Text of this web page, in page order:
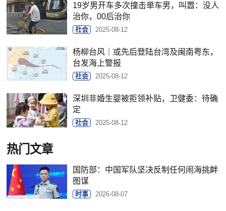
19岁男开车多次撞击单车男，叫嚣：没人
治你，00后治你
社会 2025-08-12
杨柳台风｜或先后登陆台湾及闽南粤东，
台发海上警报
社会 2025-08-12
深圳非婚生婴被拒领补贴，卫健委：待确
定
社会 2025-08-12
热门文章
国防部：中国军队坚决反制任何闹海挑衅
图谋
时事 2026-08-07